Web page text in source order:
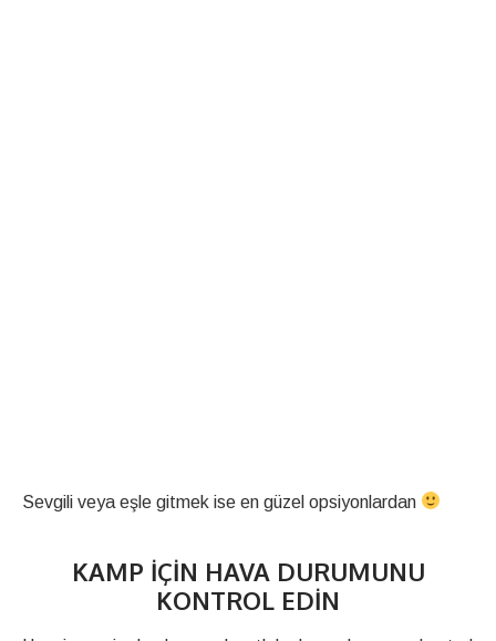
Sevgili veya eşle gitmek ise en güzel opsiyonlardan
KAMP İÇIN HAVA DURUMUNU
KONTROL EDIN